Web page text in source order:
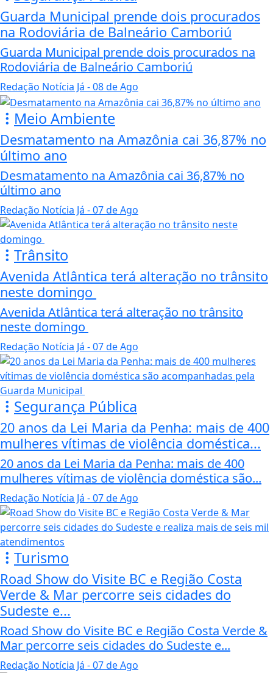
Guarda Municipal prende dois procurados
na Rodoviária de Balneário Camboriú
Guarda Municipal prende dois procurados na
Rodoviária de Balneário Camboriú
Redação Notícia Já - 08 de Ago
Meio Ambiente
Desmatamento na Amazônia cai 36,87% no
último ano
Desmatamento na Amazônia cai 36,87% no
último ano
Redação Notícia Já - 07 de Ago
Trânsito
Avenida Atlântica terá alteração no trânsito
neste domingo
Avenida Atlântica terá alteração no trânsito
neste domingo
Redação Notícia Já - 07 de Ago
Segurança Pública
20 anos da Lei Maria da Penha: mais de 400
mulheres vítimas de violência doméstica...
20 anos da Lei Maria da Penha: mais de 400
mulheres vítimas de violência doméstica são...
Redação Notícia Já - 07 de Ago
Turismo
Road Show do Visite BC e Região Costa
Verde & Mar percorre seis cidades do
Sudeste e...
Road Show do Visite BC e Região Costa Verde &
Mar percorre seis cidades do Sudeste e...
Redação Notícia Já - 07 de Ago